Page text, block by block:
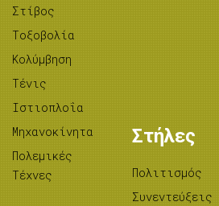
Στίβος
Tοξοβολία
Κολύμβηση
Τένις
Ιστιοπλοΐα
Μηχανοκίνητα
Πολεμικές
Τέχνες
Στήλες
Πολιτισμός
Συνεντεύξεις